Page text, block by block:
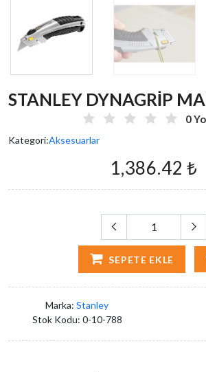
STANLEY DYNAGRİP
0
Kategori:Aksesuarlar
1,386.42 ₺
SEPETE EKLE
Marka: Stanley
Stok Kodu: 0-10-788